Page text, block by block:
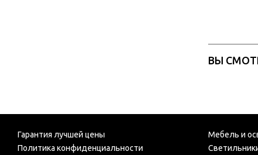
ВЫ
Гарантия лучшей цены
Политика конфиденциальности
Мебель и